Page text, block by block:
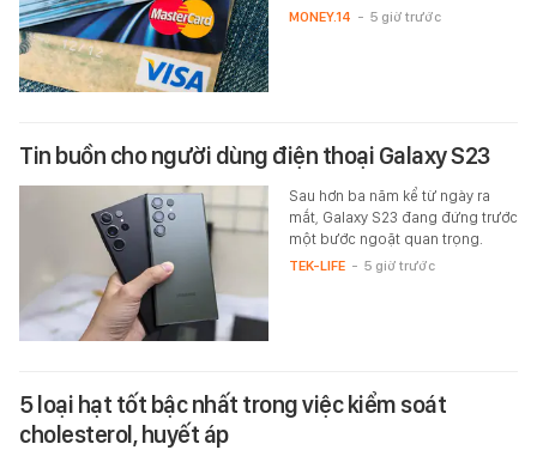
MONEY.14 - 5 giờ trước
Tin buồn cho người dùng điện thoại Galaxy S23
Sau hơn ba năm kể từ ngày ra
mắt, Galaxy S23 đang đứng trước
một bước ngoặt quan trọng.
TEK-LIFE - 5 giờ trước
5 loại hạt tốt bậc nhất trong việc kiểm soát
cholesterol, huyết áp